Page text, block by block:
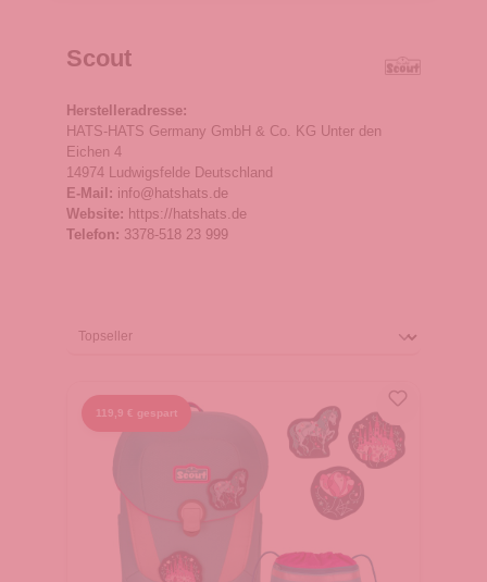
Scout
Herstelleradresse:
HATS-HATS Germany GmbH & Co. KG Unter den
Eichen 4
14974 Ludwigsfelde Deutschland
E-Mail: info@hatshats.de
Website: https://hatshats.de
Telefon: 3378-518 23 999
119,9 € gespart